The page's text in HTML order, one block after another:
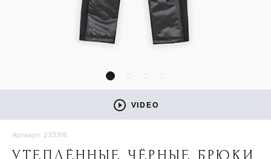
VIDEO
Артикул: 233316